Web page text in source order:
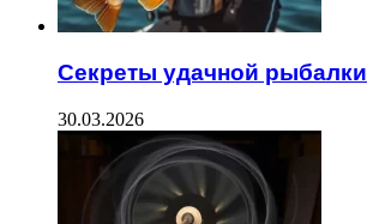
Секреты удачной рыбалки
30.03.2026